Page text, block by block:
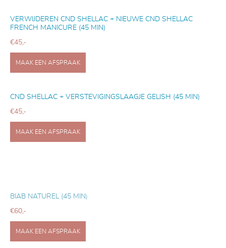
VERWIJDEREN CND SHELLAC + NIEUWE CND SHELLAC
FRENCH MANICURE (45 MIN)
€45,-
MAAK EEN AFSPRAAK
CND SHELLAC + VERSTEVIGINGSLAAGJE GELISH (45 MIN)
€45,-
MAAK EEN AFSPRAAK
BIAB NATUREL (45 MIN)
€60,-
MAAK EEN AFSPRAAK